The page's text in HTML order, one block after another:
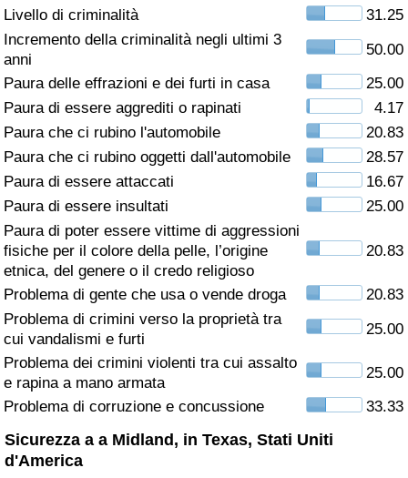
Livello di criminalità
31.25
Incremento della criminalità negli ultimi 3
anni
50.00
Paura delle effrazioni e dei furti in casa
25.00
Paura di essere aggrediti o rapinati
4.17
Paura che ci rubino l'automobile
20.83
Paura che ci rubino oggetti dall'automobile
28.57
Paura di essere attaccati
16.67
Paura di essere insultati
25.00
Paura di poter essere vittime di aggressioni
fisiche per il colore della pelle, l’origine
etnica, del genere o il credo religioso
20.83
Problema di gente che usa o vende droga
20.83
Problema di crimini verso la proprietà tra
cui vandalismi e furti
25.00
Problema dei crimini violenti tra cui assalto
e rapina a mano armata
25.00
Problema di corruzione e concussione
33.33
Sicurezza a a Midland, in Texas, Stati Uniti
d'America
Indice della Criminalità
Indice di criminalità per paese
Assistenza Sanitaria
Indice dell’Assistenza Sanitaria (Corrente)
Indice dell’Assistenza Sanitaria per
Nazione
Inquinamento
Indice dell’Inquinamento (Corrente)
Indice di inquinamento
Indice dell’Inquinamento per Nazione